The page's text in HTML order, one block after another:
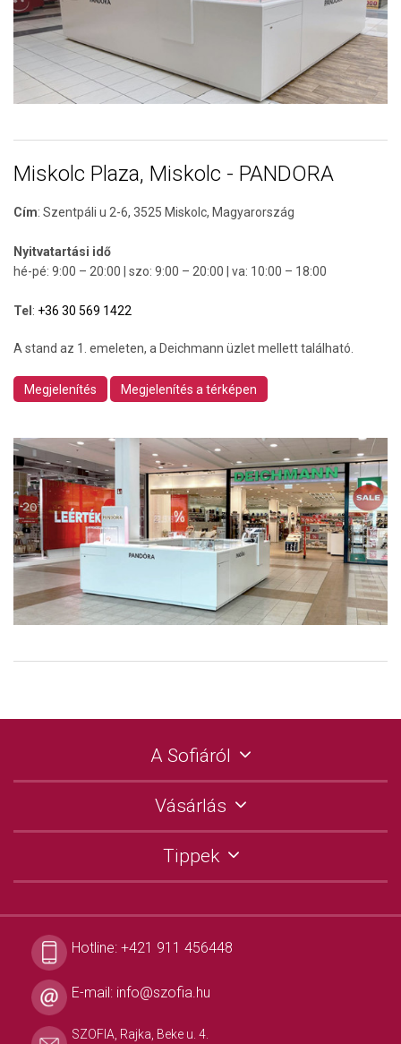
Miskolc Plaza, Miskolc - PANDORA
Cím: Szentpáli u 2-6, 3525 Miskolc, Magyarország
Nyitvatartási idő
hé-pé: 9:00 – 20:00 | szo: 9:00 – 20:00 | va: 10:00 – 18:00
Tel : +36 30 569 1422
A stand az 1. emeleten, a Deichmann üzlet mellett található.
Megjelenítés Megjelenítés a térképen
A Sofiáról
Vásárlás
Tippek
Hotline: +421 911 456448
E-mail: info@szofia.hu
SZOFIA, Rajka, Beke u. 4.